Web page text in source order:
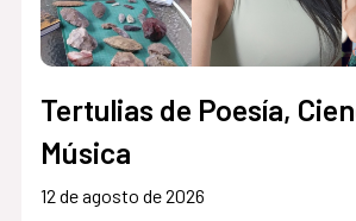
Tertulias de Poesía,
Música
12 de agosto de 2026